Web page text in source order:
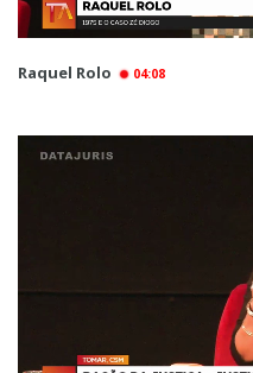
Raquel Rolo 04:08